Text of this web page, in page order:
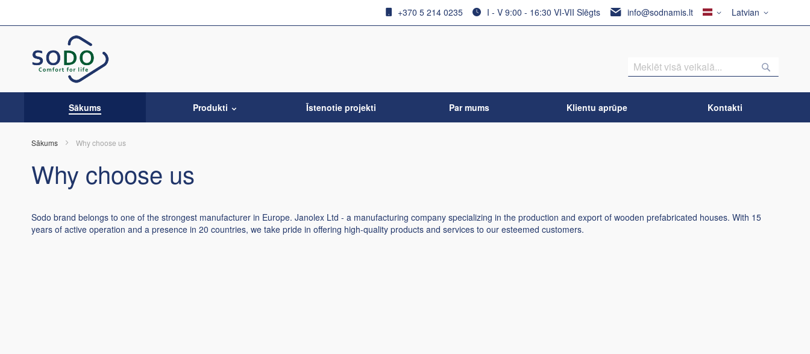
to
Valoda
Latvian
Valsts
info@sodnamis.lt
I - V 9:00 - 16:30 VI-VII Slēgts
+370 5 214 0235
Sākums Produkti Īstenotie projekti Par mums Klientu aprūpe Kontakti
Sākums Why choose us
Why choose us
Sodo brand belongs to one of the strongest manufacturer in Europe. Janolex Ltd - a manufacturing company specializing in the production and export of wooden prefabricated houses. With 15
years of active operation and a presence in 20 countries, we take pride in offering high-quality products and services to our esteemed customers.